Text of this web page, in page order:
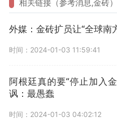
相关链接（参考消息,金砖）
外媒：金砖扩员让“全球南
时间：2024-01-03 11:59:41
阿根廷真的要“停止加入
讽：最愚蠢
时间：2024-01-03 04:02:12